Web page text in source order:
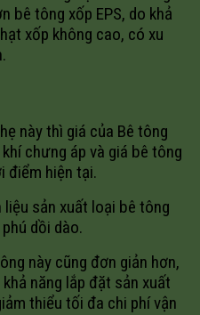
bê tông xốp EPS, do khả
xốp không cao, có xu
này thì giá của Bê tông
chưng áp và giá bê tông
điểm hiện tại.
liệu sản xuất loại bê tông
dồi dào.
này cũng đơn giản hơn,
năng lắp đặt sản xuất
thiểu tối đa chi phí vận